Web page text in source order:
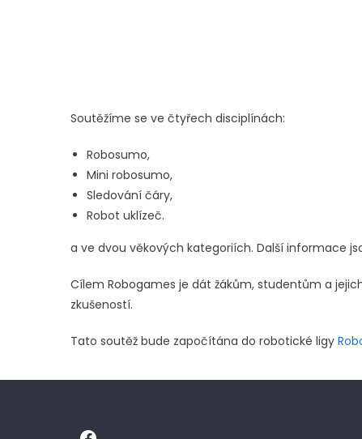
Soutěžíme se ve čtyřech disciplínách:
Robosumo,
Mini robosumo,
Sledování čáry,
Robot uklízeč.
a ve dvou věkových kategoriích. Další informace
Cílem Robogames je dát žákům, studentům a
zkušeností.
Tato soutěž bude započítána do robotické ligy